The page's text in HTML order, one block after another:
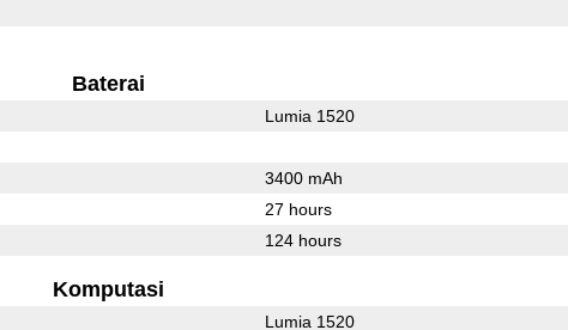
Baterai
Lumia 1520
3400 mAh
27 hours
124 hours
Komputasi
Lumia 1520